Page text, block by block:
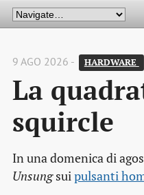
9 AGO 2026 - HARDWARE
La
squircle
In una domenica di
Unsungsuipulsanti